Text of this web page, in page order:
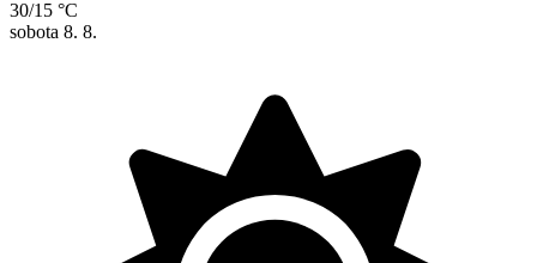
30/15 °C
sobota 8. 8.